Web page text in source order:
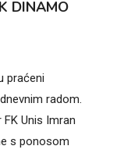
DINAMO
praćeni
radom.
Unis Imran
s ponosom